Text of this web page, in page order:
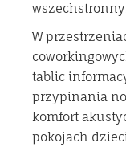
W
tablic
przypinania
komfort
pokojach